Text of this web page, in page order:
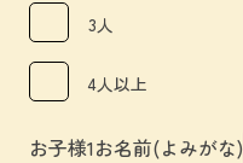
3人
4人以上
お子様1お名前(よみがな)